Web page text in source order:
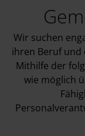
Wir suchen
ihren Beruf und
Mithilfe der
wie möglich